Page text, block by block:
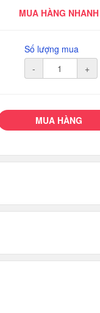
MUA HÀNG NHANH
Số lượng mua
-
+
MUA HÀNG